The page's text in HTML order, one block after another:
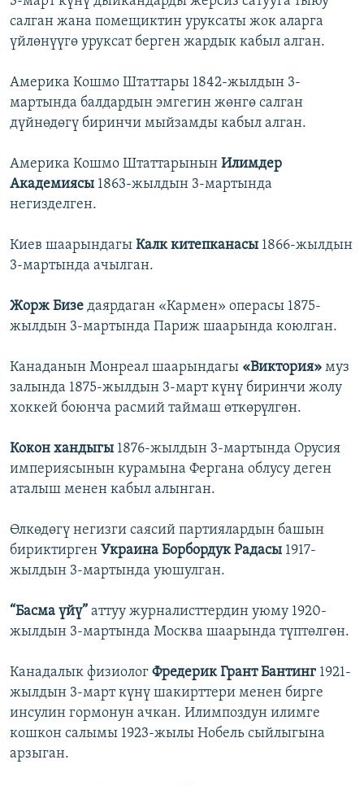
салган жана помещиктин уруксаты жок аларга
үйлөнүүгө уруксат берген жардык кабыл алган.
Америка Кошмо Штаттары 1842-жылдын 3-
мартында балдардын эмгегин жөнгө салган
дүйнөдөгү биринчи мыйзамды кабыл алган.
Америка Кошмо Штаттарынын Илимдер
Академиясы 1863-жылдын 3-мартында
негизделген.
Киев шаарындагы Калк китепканасы 1866-жылдын
3-мартында ачылган.
Жорж Бизе даярдаган «Кармен» операсы 1875-
жылдын 3-мартында Париж шаарында коюлган.
Канаданын Монреал шаарындагы «Виктория» муз
залында 1875-жылдын 3-март күнү биринчи жолу
хоккей боюнча расмий таймаш өткөрүлгөн.
Кокон хандыгы 1876-жылдын 3-мартында Орусия
империясынын курамына Фергана облусу деген
аталыш менен кабыл алынган.
Өлкөдөгү негизги саясий партиялардын башын
бириктирген Украина Борбордук Радасы 1917-
жылдын 3-мартында уюшулган.
“Басма үйү” аттуу журналисттердин уюму 1920-
жылдын 3-мартында Москва шаарында түптөлгөн.
Канадалык физиолог Фредерик Грант Бантинг 1921-
жылдын 3-март күнү шакирттери менен бирге
инсулин гормонун ачкан. Илимпоздун илимге
кошкон салымы 1923-жылы Нобель сыйлыгына
арзыган.